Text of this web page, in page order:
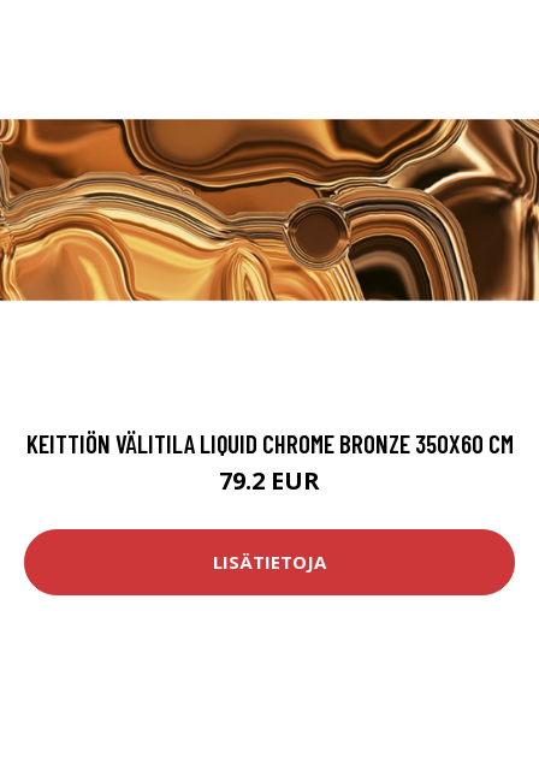
KEITTIÖN VÄLITILA LIQUID CHROME BRONZE 350X60 CM
79.2 EUR
LISÄTIETOJA